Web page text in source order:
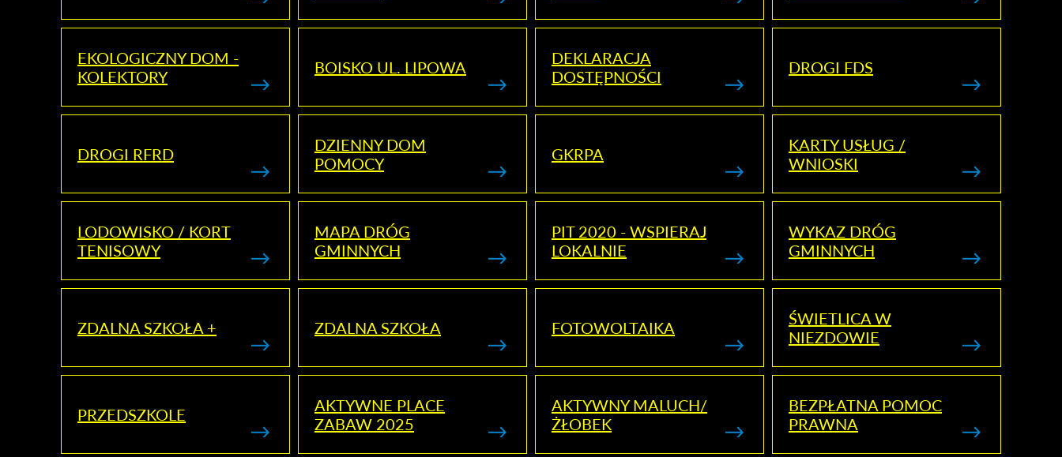
EKOLOGICZNY DOM -
KOLEKTORY
BOISKO UL. LIPOWA
DEKLARACJA
DOSTĘPNOŚCI
DROGI FDS
DROGI RFRD
DZIENNY DOM
POMOCY
GKRPA
KARTY USŁUG /
WNIOSKI
LODOWISKO / KORT
TENISOWY
MAPA DRÓG
GMINNYCH
PIT 2020 - WSPIERAJ
LOKALNIE
WYKAZ DRÓG
GMINNYCH
ZDALNA SZKOŁA + ZDALNA SZKOŁA FOTOWOLTAIKA
ŚWIETLICA W
NIEZDOWIE
PRZEDSZKOLE
AKTYWNE PLACE
ZABAW 2025
AKTYWNY MALUCH/
ŻŁOBEK
BEZPŁATNA POMOC
PRAWNA